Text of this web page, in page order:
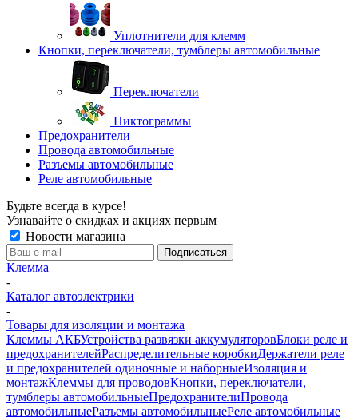
Уплотнители для клемм
Кнопки, переключатели, тумблеры автомобильные
Переключатели
Пиктограммы
Предохранители
Провода автомобильные
Разъемы автомобильные
Реле автомобильные
Будьте всегда в курсе!
Узнавайте о скидках и акциях первым
Новости магазина
Клемма
-
Каталог автоэлектрики
-
Товары для изоляции и монтажа
Клеммы АКБУстройства развязки аккумуляторовБлоки реле и
предохранителейРаспределительные коробкиДержатели реле
и предохранителей одиночные и наборныеИзоляция и
монтажКлеммы для проводовКнопки, переключатели,
тумблеры автомобильныеПредохранителиПровода
автомобильныеРазъемы автомобильныеРеле автомобильные